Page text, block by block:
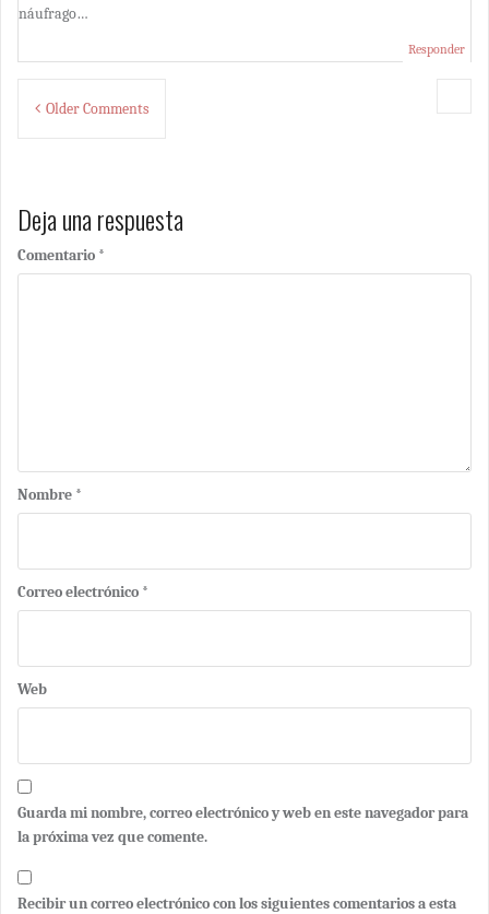
náufrago…
Responder
Comment
navigation
Older Comments
Deja una respuesta
Comentario *
Nombre *
Correo electrónico *
Web
Guarda mi nombre, correo electrónico y web en este navegador para
la próxima vez que comente.
Recibir un correo electrónico con los siguientes comentarios a esta